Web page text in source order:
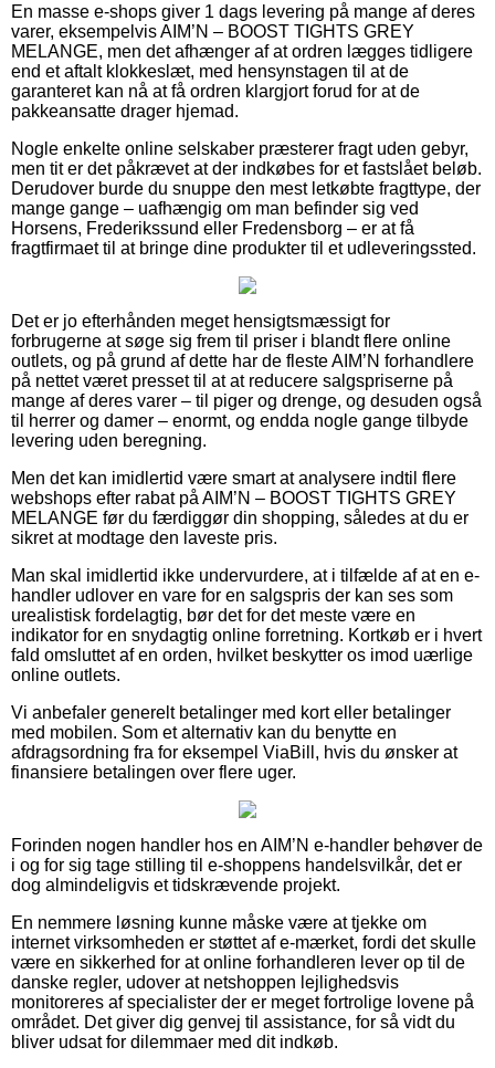
En masse e-shops giver 1 dags levering på mange af deres
varer, eksempelvis AIM’N – BOOST TIGHTS GREY
MELANGE, men det afhænger af at ordren lægges tidligere
end et aftalt klokkeslæt, med hensynstagen til at de
garanteret kan nå at få ordren klargjort forud for at de
pakkeansatte drager hjemad.
Nogle enkelte online selskaber præsterer fragt uden gebyr,
men tit er det påkrævet at der indkøbes for et fastslået beløb.
Derudover burde du snuppe den mest letkøbte fragttype, der
mange gange – uafhængig om man befinder sig ved
Horsens, Frederikssund eller Fredensborg – er at få
fragtfirmaet til at bringe dine produkter til et udleveringssted.
Det er jo efterhånden meget hensigtsmæssigt for
forbrugerne at søge sig frem til priser i blandt flere online
outlets, og på grund af dette har de fleste AIM’N forhandlere
på nettet været presset til at at reducere salgspriserne på
mange af deres varer – til piger og drenge, og desuden også
til herrer og damer – enormt, og endda nogle gange tilbyde
levering uden beregning.
Men det kan imidlertid være smart at analysere indtil flere
webshops efter rabat på AIM’N – BOOST TIGHTS GREY
MELANGE før du færdiggør din shopping, således at du er
sikret at modtage den laveste pris.
Man skal imidlertid ikke undervurdere, at i tilfælde af at en e-
handler udlover en vare for en salgspris der kan ses som
urealistisk fordelagtig, bør det for det meste være en
indikator for en snydagtig online forretning. Kortkøb er i hvert
fald omsluttet af en orden, hvilket beskytter os imod uærlige
online outlets.
Vi anbefaler generelt betalinger med kort eller betalinger
med mobilen. Som et alternativ kan du benytte en
afdragsordning fra for eksempel ViaBill, hvis du ønsker at
finansiere betalingen over flere uger.
Forinden nogen handler hos en AIM’N e-handler behøver de
i og for sig tage stilling til e-shoppens handelsvilkår, det er
dog almindeligvis et tidskrævende projekt.
En nemmere løsning kunne måske være at tjekke om
internet virksomheden er støttet af e-mærket, fordi det skulle
være en sikkerhed for at online forhandleren lever op til de
danske regler, udover at netshoppen lejlighedsvis
monitoreres af specialister der er meget fortrolige lovene på
området. Det giver dig genvej til assistance, for så vidt du
bliver udsat for dilemmaer med dit indkøb.